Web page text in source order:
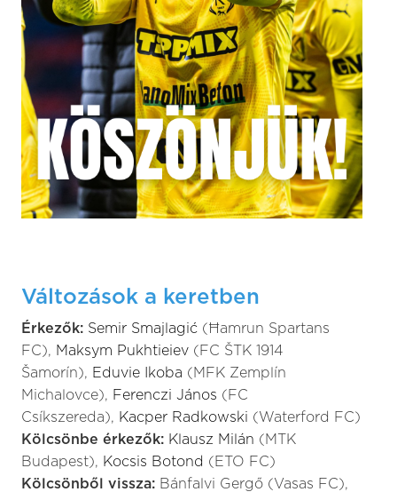
Változások a keretben
Érkezők: Semir Smajlagić (Ħamrun Spartans
FC), Maksym Pukhtieiev (FC ŠTK 1914
Šamorín), Eduvie Ikoba (MFK Zemplín
Michalovce), Ferenczi János (FC
Csíkszereda), Kacper Radkowski (Waterford FC)
Kölcsönbe érkezők: Klausz Milán (MTK
Budapest), Kocsis Botond (ETO FC)
Kölcsönből vissza: Bánfalvi Gergő (Vasas FC),